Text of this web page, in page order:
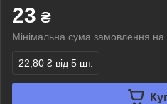
23 ₴
Мінімальна сума замовлення
22,80 ₴ від 5 шт.